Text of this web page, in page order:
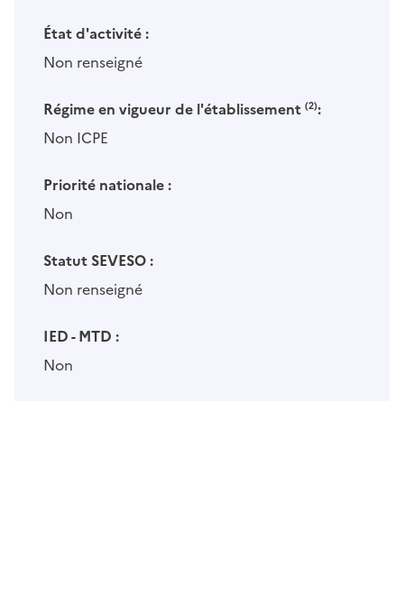
État d'activité :
Non renseigné
Régime en vigueur de l'établissement (2):
Non ICPE
Priorité nationale :
Non
Statut SEVESO :
Non renseigné
IED - MTD :
Non